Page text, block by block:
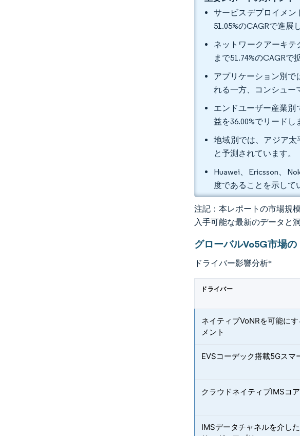
サービスデプロイメン
51.05%のCAGRで進展
ネットワークアーキテ
まで51.74%のCAGRで
アプリケーション別で
れる一方、コンシュー
エンドユーザー産業別
益を36.00%でリードし
地域別では、アジア太
と予測されています。
Huawei、Ericsson、
度であることを示して
注記：本レポートの市場規
入手可能な最新のデータと
グローバルVo5G市場
ドライバー影響分析*
ドライバー
ネイティブVoNRを可能に
メント
EVSコーデック搭載5Gスマ
クラウドネイティブIMSコ
IMSデータチャネルを介し